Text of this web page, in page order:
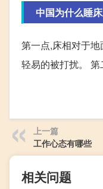
中国为什么睡
第一点,床相对于
轻易的被打扰。 第
上一篇
工作心态有哪些
相关问题